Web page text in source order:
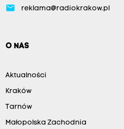
email reklama@radiokrakow.pl
O NAS
Aktualności
Kraków
Tarnów
Małopolska Zachodnia